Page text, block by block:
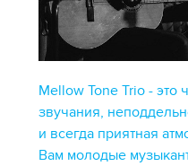
Mellow Tone Trio - это
звучания,
и всегда приятная
Вам молодые